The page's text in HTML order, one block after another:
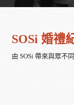
SOSi 婚禮
由 SOSi 帶來與眾不